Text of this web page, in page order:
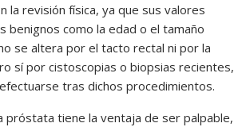
la revisión física, ya que sus valores
benignos como la edad o el tamaño
se altera por el tacto rectal ni por la
sí por cistoscopias o biopsias recientes,
tras dichos procedimientos.
próstata tiene la ventaja de ser palpable,